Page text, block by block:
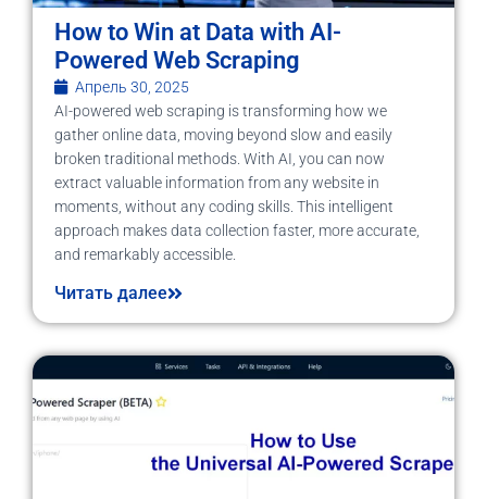
How to Win at Data with AI-
Powered Web Scraping
Апрель 30, 2025
AI-powered web scraping is transforming how we
gather online data, moving beyond slow and easily
broken traditional methods. With AI, you can now
extract valuable information from any website in
moments, without any coding skills. This intelligent
approach makes data collection faster, more accurate,
and remarkably accessible.
Читать далее